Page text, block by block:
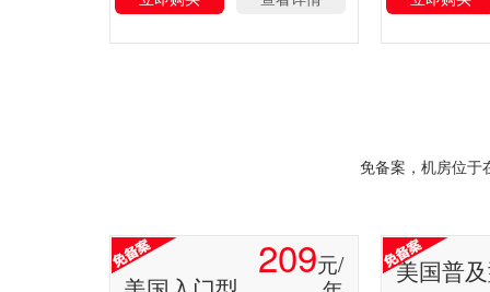
免备案，机房位于
209元/
美国普